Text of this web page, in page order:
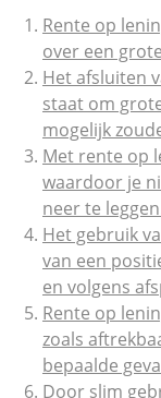
Rente op
over een
Het afsluiten
staat om
mogelijk
Met rente op
waardoor je
neer te
Het gebruik
van een
en volgens
Rente op
zoals
bepaalde
Door slim